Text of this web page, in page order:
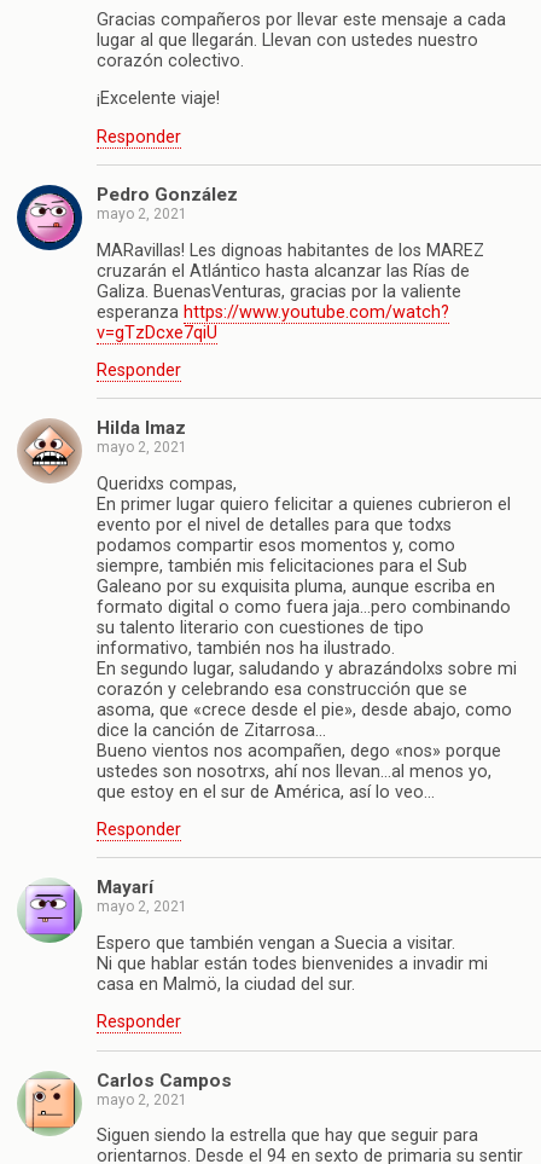
Gracias compañeros por llevar este mensaje a cada
lugar al que llegarán. Llevan con ustedes nuestro
corazón colectivo.
¡Excelente viaje!
Responder
Pedro González
mayo 2, 2021
MARavillas! Les dignoas habitantes de los MAREZ
cruzarán el Atlántico hasta alcanzar las Rías de
Galiza. BuenasVenturas, gracias por la valiente
esperanza https://www.youtube.com/watch?
v=gTzDcxe7qiU
Responder
Hilda Imaz
mayo 2, 2021
Queridxs compas,
En primer lugar quiero felicitar a quienes cubrieron el
evento por el nivel de detalles para que todxs
podamos compartir esos momentos y, como
siempre, también mis felicitaciones para el Sub
Galeano por su exquisita pluma, aunque escriba en
formato digital o como fuera jaja…pero combinando
su talento literario con cuestiones de tipo
informativo, también nos ha ilustrado.
En segundo lugar, saludando y abrazándolxs sobre mi
corazón y celebrando esa construcción que se
asoma, que «crece desde el pie», desde abajo, como
dice la canción de Zitarrosa…
Bueno vientos nos acompañen, dego «nos» porque
ustedes son nosotrxs, ahí nos llevan…al menos yo,
que estoy en el sur de América, así lo veo…
Responder
Mayarí
mayo 2, 2021
Espero que también vengan a Suecia a visitar.
Ni que hablar están todes bienvenides a invadir mi
casa en Malmö, la ciudad del sur.
Responder
Carlos Campos
mayo 2, 2021
Siguen siendo la estrella que hay que seguir para
orientarnos. Desde el 94 en sexto de primaria su sentir